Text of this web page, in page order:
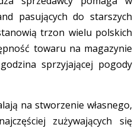
pasujących do starszych
trzon wielu polskich
towaru na magazynie
sprzyjającej pogody
na stworzenie własnego,
zużywających się